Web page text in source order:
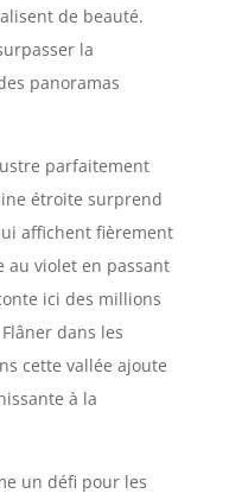
de beauté.
la
panoramas
parfaitement
étroite surprend
affichent fièrement
au violet en passant
ici des millions
dans les
cette vallée ajoute
à la
un défi pour les